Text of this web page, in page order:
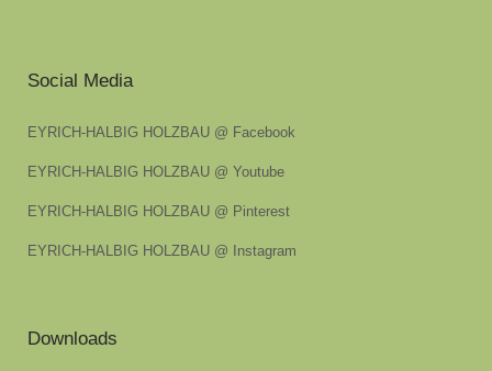
Social Media
EYRICH-HALBIG HOLZBAU @ Facebook
EYRICH-HALBIG HOLZBAU @ Youtube
EYRICH-HALBIG HOLZBAU @ Pinterest
EYRICH-HALBIG HOLZBAU @ Instagram
Downloads